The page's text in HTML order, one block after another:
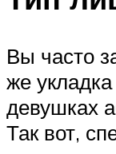
Вы часто
же
девушках
Так вот,